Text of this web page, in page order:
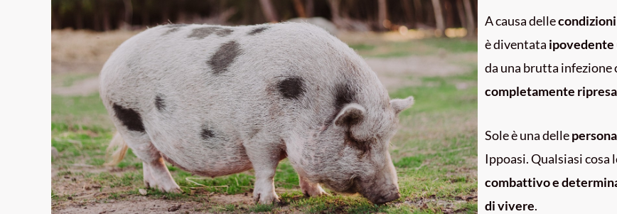
A causa delle
è diventata ipovedente
da una brutta
completamente ripresa
Sole è una delle
Ippoasi. Qualsiasi cosa
combattivo e
di vivere.